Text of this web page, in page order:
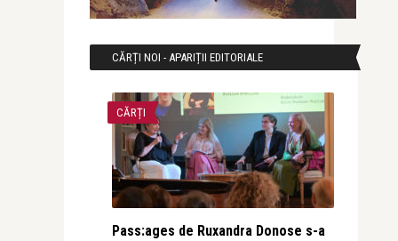
CĂRȚI NOI - APARIȚII EDITORIALE
CĂRȚI
Pass:ages de Ruxandra Donose s-a